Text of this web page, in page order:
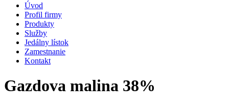
Úvod
Profil firmy
Produkty
Služby
Jedálny lístok
Zamestnanie
Kontakt
Gazdova malina 38%